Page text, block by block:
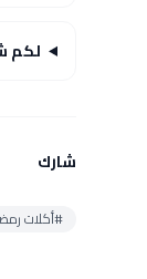
لكم
شارك
#أكلات